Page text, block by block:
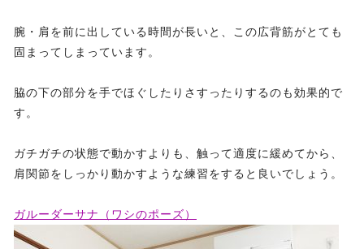
腕・肩を前に出している時間が長いと、この広背筋がとても
固まってしまっています。
脇の下の部分を手でほぐしたりさすったりするのも効果的で
す。
ガチガチの状態で動かすよりも、触って適度に緩めてから、
肩関節をしっかり動かすような練習をすると良いでしょう。
ガルーダーサナ（ワシのポーズ）